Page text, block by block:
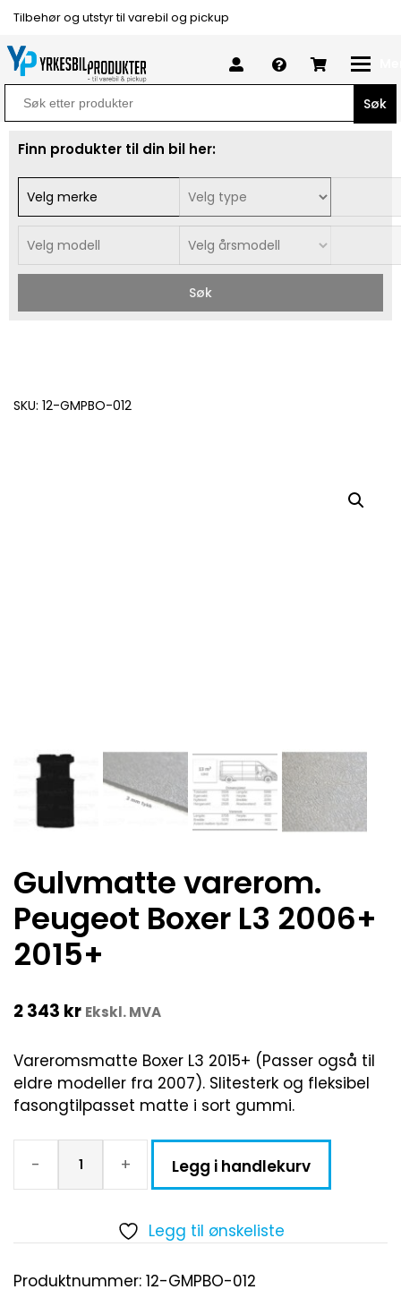
Tilbehør og utstyr til varebil og pickup
Search
for:
Finn produkter til din bil her:
Søk
SKU: 12-GMPBO-012
Gulvmatte varerom.
Peugeot Boxer L3 2006+
2015+
2 343 kr Ekskl. MVA
Vareromsmatte Boxer L3 2015+ (Passer også til
eldre modeller fra 2007). Slitesterk og fleksibel
fasongtilpasset matte i sort gummi.
- + Legg i handlekurv
Legg til ønskeliste
Produktnummer: 12-GMPBO-012